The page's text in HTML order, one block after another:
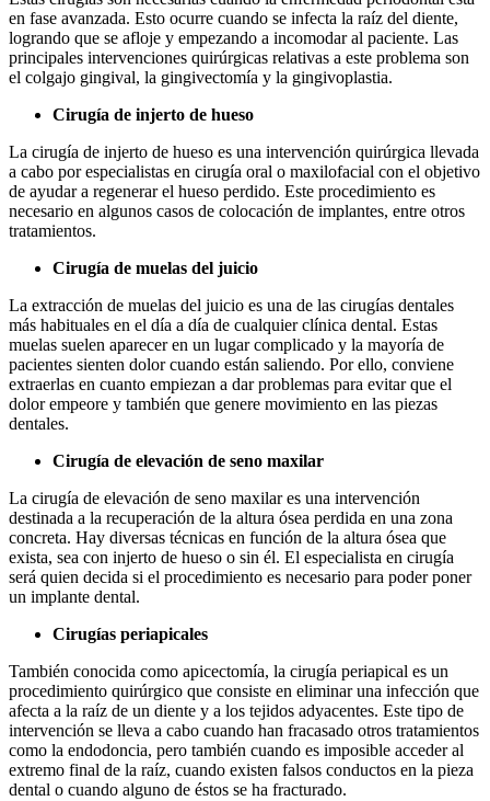
en fase avanzada. Esto ocurre cuando se infecta la raíz del diente,
logrando que se afloje y empezando a incomodar al paciente. Las
principales intervenciones quirúrgicas relativas a este problema son
el colgajo gingival, la gingivectomía y la gingivoplastia.
Cirugía de injerto de hueso
La cirugía de injerto de hueso es una intervención quirúrgica llevada
a cabo por especialistas en cirugía oral o maxilofacial con el objetivo
de ayudar a regenerar el hueso perdido. Este procedimiento es
necesario en algunos casos de colocación de implantes, entre otros
tratamientos.
Cirugía de muelas del juicio
La extracción de muelas del juicio es una de las cirugías dentales
más habituales en el día a día de cualquier clínica dental. Estas
muelas suelen aparecer en un lugar complicado y la mayoría de
pacientes sienten dolor cuando están saliendo. Por ello, conviene
extraerlas en cuanto empiezan a dar problemas para evitar que el
dolor empeore y también que genere movimiento en las piezas
dentales.
Cirugía de elevación de seno maxilar
La cirugía de elevación de seno maxilar es una intervención
destinada a la recuperación de la altura ósea perdida en una zona
concreta. Hay diversas técnicas en función de la altura ósea que
exista, sea con injerto de hueso o sin él. El especialista en cirugía
será quien decida si el procedimiento es necesario para poder poner
un implante dental.
Cirugías periapicales
También conocida como apicectomía, la cirugía periapical es un
procedimiento quirúrgico que consiste en eliminar una infección que
afecta a la raíz de un diente y a los tejidos adyacentes. Este tipo de
intervención se lleva a cabo cuando han fracasado otros tratamientos
como la endodoncia, pero también cuando es imposible acceder al
extremo final de la raíz, cuando existen falsos conductos en la pieza
dental o cuando alguno de éstos se ha fracturado.